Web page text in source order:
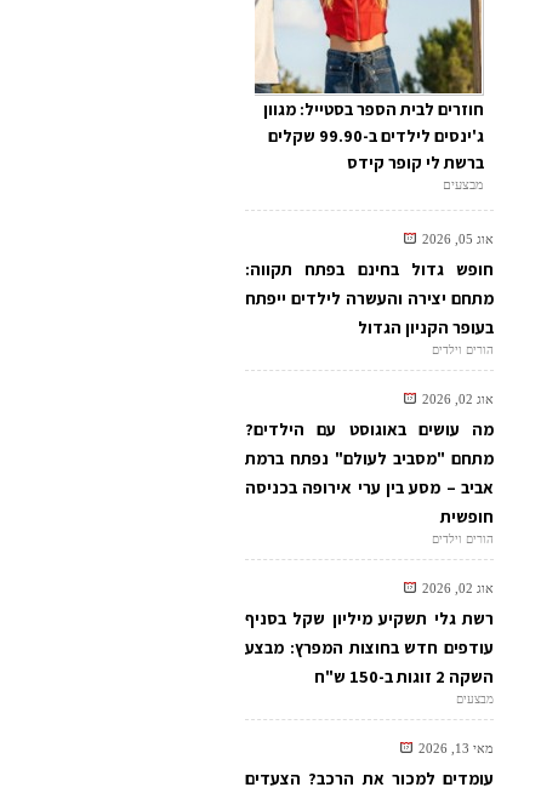
חוזרים לבית הספר בסטייל: מגוון
ג'ינסים לילדים ב-99.90 שקלים
ברשת לי קופר קידס
מבצעים
אוג 05, 2026
חופש גדול בחינם בפתח תקווה:
מתחם יצירה והעשרה לילדים ייפתח
בעופר הקניון הגדול
הורים וילדים
אוג 02, 2026
מה עושים באוגוסט עם הילדים?
מתחם "מסביב לעולם" נפתח ברמת
אביב – מסע בין ערי אירופה בכניסה
חופשית
הורים וילדים
אוג 02, 2026
רשת גלי תשקיע מיליון שקל בסניף
עודפים חדש בחוצות המפרץ: מבצע
השקה 2 זוגות ב-150 ש"ח
מבצעים
מאי 13, 2026
עומדים למכור את הרכב? הצעדים